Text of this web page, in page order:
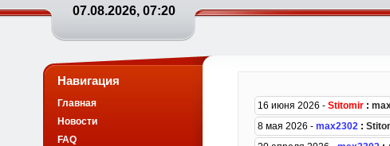
07.08.2026, 07:20
Навигация
Главная
Новости
FAQ